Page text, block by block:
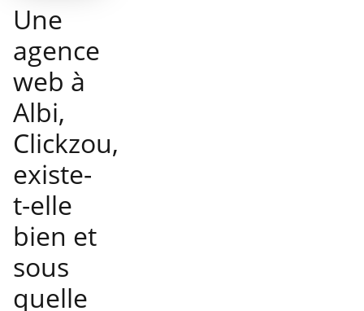
Une
agence
web à
Albi,
Clickzou,
existe-
t-elle
bien et
sous
quelle